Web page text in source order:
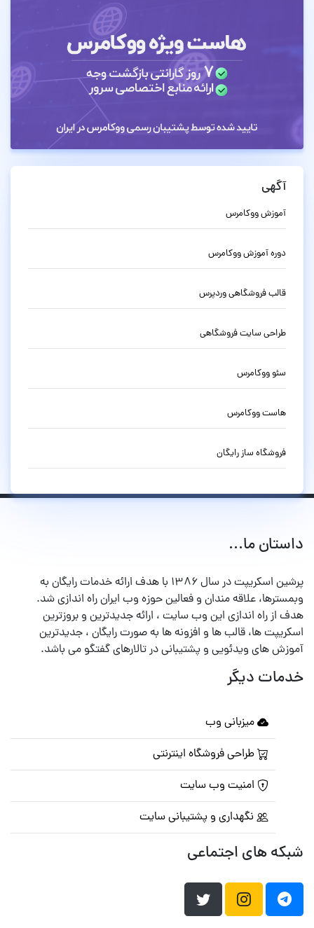
آگهی
آموزش ووکامرس
دوره آموزش ووکامرس
قالب فروشگاهی وردپرس
طراحی سایت فروشگاهی
سئو ووکامرس
هاست ووکامرس
فروشگاه ساز رایگان
داستان ما...
پرشین اسکریپت در سال ۱۳۸۶ با هدف ارائه خدمات رایگان به
وبمسترها، علاقه مندان و فعالین حوزه وب ایران راه اندازی شد.
هدف از راه اندازی این وب سایت ، ارائه جدیدترین و بروزترین
اسکریپت ها، قالب ها و افزونه ها به صورت رایگان ، جدیدترین
آموزش های ویدئویی و پشتیبانی در تالارهای گفتگو می باشد.
خدمات دیگر
میزبانی وب
طراحی فروشگاه اینترنتی
امنیت وب سایت
نگهداری و پشتیبانی سایت
شبکه های اجتماعی